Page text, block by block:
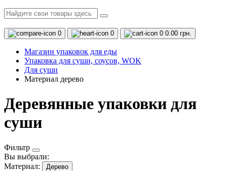
0 0 0 0.00 грн.
Магазин упаковок для еды
Упаковка для суши, соусов, WOK
Для суши
Материал дерево
Деревянные упаковки для
суши
Фильтр
Вы выбрали:
Материал:
Дерево